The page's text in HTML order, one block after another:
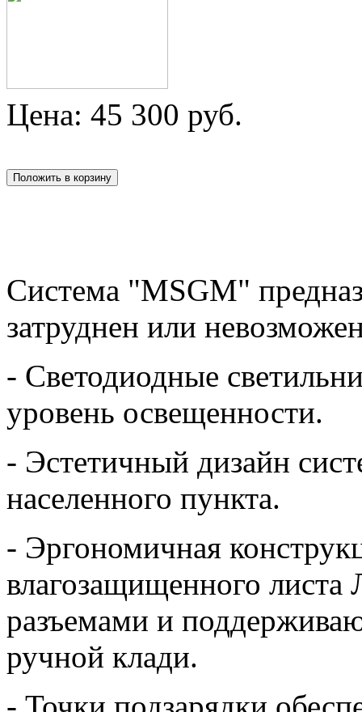
Цена: 45 300 руб.
Система "MSGM"
затруднен или
- Светодиодные
уровень освещенности.
- Эстетичный дизайн
населенного пункта.
- Эргономичная
влагозащищенного
разъемами и
ручной клади.